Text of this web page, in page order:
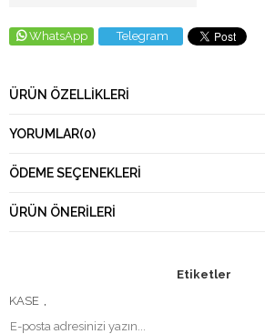
WhatsApp Telegram
ÜRÜN ÖZELLIKLERI
YORUMLAR(0)
ÖDEME SEÇENEKLERI
ÜRÜN ÖNERILERI
Etiketler
KASE ,